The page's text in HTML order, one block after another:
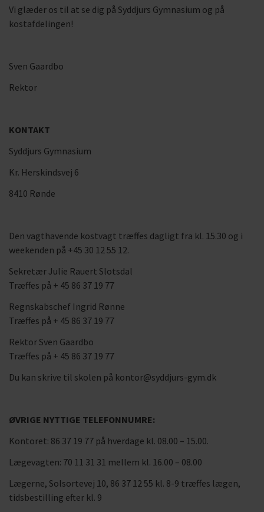
Vi glæder os til at se dig på Syddjurs Gymnasium og på
kostafdelingen!
Sven Gaardbo
Rektor
KONTAKT
Syddjurs Gymnasium
Kr. Herskindsvej 6
8410 Rønde
Den vagthavende kostvagt træffes dagligt fra kl. 15.30 og i
weekenden på +45 30 12 55 12.
Sekretær Julie Rauert Slotsdal
Træffes på + 45 86 37 19 77
Regnskabschef Ingrid Rønne
Træffes på + 45 86 37 19 77
Rektor Sven Gaardbo
Træffes på + 45 86 37 19 77
Du kan skrive til skolen på kontor@syddjurs-gym.dk
ØVRIGE NYTTIGE TELEFONNUMRE:
Kontoret: 86 37 19 77 på hverdage kl. 08.00 – 15.00.
Lægevagten: 70 11 31 31 mellem kl. 16.00 – 08.00
Lægerne, Solsortevej 10, 86 37 12 55 kl. 8-9 træffes lægen,
tidsbestilling efter kl. 9